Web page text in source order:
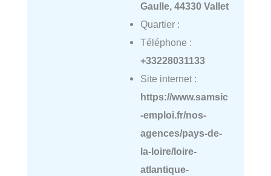
Gaulle, 44330 Vallet
Quartier :
Téléphone :
+33228031133
Site internet :
https://www.samsic
-emploi.fr/nos-
agences/pays-de-
la-loire/loire-
atlantique-